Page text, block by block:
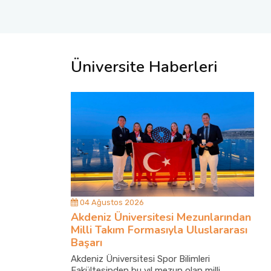
Üniversite Haberleri
04 Ağustos 2026
Akdeniz Üniversitesi Mezunlarından
Milli Takım Formasıyla Uluslararası
Başarı
Akdeniz Üniversitesi Spor Bilimleri